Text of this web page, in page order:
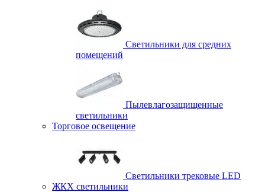
Светильники для средних
помещений
Пылевлагозащищенные
светильники
Торговое освещение
Светильники трековые LED
ЖКХ светильники